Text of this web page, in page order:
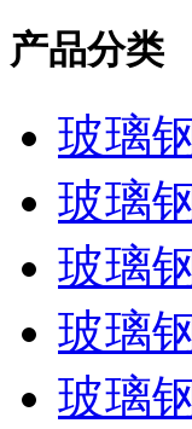
产品分类
玻璃
玻璃
玻璃
玻璃
玻璃